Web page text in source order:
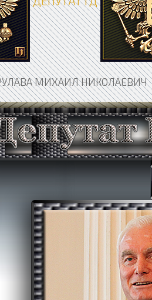
МИХАИЛ НИКОЛАЕВИЧ